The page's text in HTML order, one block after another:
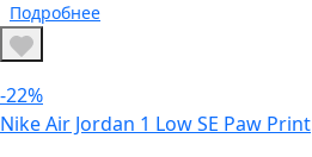
Подробнее
-22%
Nike Air Jordan 1 Low SE Paw Print